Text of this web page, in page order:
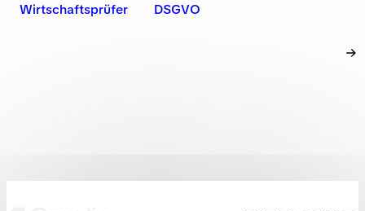
Wirtschaftsprüfer DSGVO